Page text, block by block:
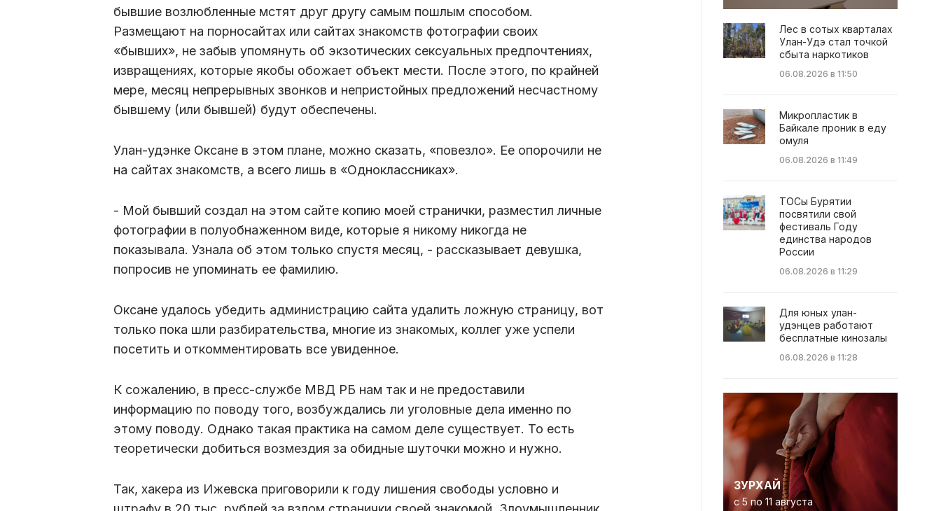
бывшие возлюбленные мстят друг другу самым пошлым способом.
Размещают на порносайтах или сайтах знакомств фотографии своих
«бывших», не забыв упомянуть об экзотических сексуальных предпочтениях,
извращениях, которые якобы обожает объект мести. После этого, по крайней
мере, месяц непрерывных звонков и непристойных предложений несчастному
бывшему (или бывшей) будут обеспечены.
Улан-удэнке Оксане в этом плане, можно сказать, «повезло». Ее опорочили не
на сайтах знакомств, а всего лишь в «Одноклассниках».
- Мой бывший создал на этом сайте копию моей странички, разместил личные
фотографии в полуобнаженном виде, которые я никому никогда не
показывала. Узнала об этом только спустя месяц, - рассказывает девушка,
попросив не упоминать ее фамилию.
Оксане удалось убедить администрацию сайта удалить ложную страницу, вот
только пока шли разбирательства, многие из знакомых, коллег уже успели
посетить и откомментировать все увиденное.
К сожалению, в пресс-службе МВД РБ нам так и не предоставили
информацию по поводу того, возбуждались ли уголовные дела именно по
этому поводу. Однако такая практика на самом деле существует. То есть
теоретически добиться возмездия за обидные шуточки можно и нужно.
Так, хакера из Ижевска приговорили к году лишения свободы условно и
Лес в сотых кварталах
Улан-Удэ стал точкой
сбыта наркотиков
06.08.2026 в 11:50
Микропластик в
Байкале проник в еду
омуля
06.08.2026 в 11:49
ТОСы Бурятии
посвятили свой
фестиваль Году
единства народов
России
06.08.2026 в 11:29
Для юных улан-
удэнцев работают
бесплатные кинозалы
06.08.2026 в 11:28
ЗУРХАЙ
с 5 по 11 августа